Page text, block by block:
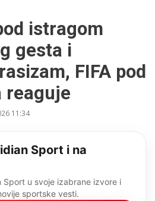
istragom
gesta i
FIFA pod
reaguje
11:34
Sport i na
Sport u svoje izabrane izvore i
sportske vesti.